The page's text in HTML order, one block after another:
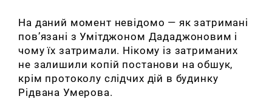
На даний момент невідомо — як затримані
пов’язані з Умітджоном Дададжоновим і
чому їх затримали. Нікому із затриманих
не залишили копій постанови на обшук,
крім протоколу слідчих дій в будинку
Рідвана Умерова.